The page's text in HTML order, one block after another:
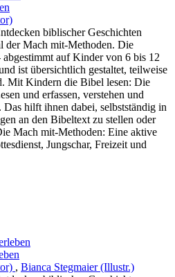
biblischer Geschichten
der Mach mit-Methoden. Die
auf Kinder von 6 bis 12
ist übersichtlich gestaltet, teilweise
Mit Kindern die Bibel lesen: Die
und erfassen, verstehen und
hilft ihnen dabei, selbstständig in
an den Bibeltext zu stellen oder
Mach mit-Methoden: Eine aktive
Jungschar, Freizeit und
, Bianca Stegmaier (Illustr.)